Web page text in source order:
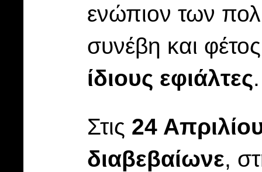
ενώπιον των
συνέβη και
ίδιους εφιάλτες.
Στις 24
διαβεβαίωνε,